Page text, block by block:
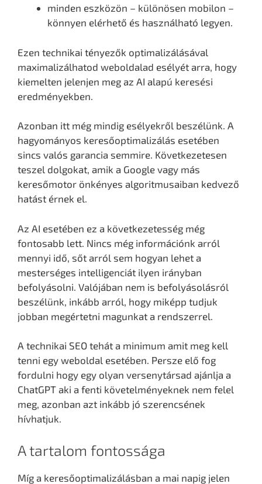
minden eszközön – különösen mobilon –
könnyen elérhető és használható legyen.
Ezen technikai tényezők optimalizálásával
maximalizálhatod weboldalad esélyét arra, hogy
kiemelten jelenjen meg az AI alapú keresési
eredményekben.
Azonban itt még mindig esélyekről beszélünk. A
hagyományos keresőoptimalizálás esetében
sincs valós garancia semmire. Következetesen
teszel dolgokat, amik a Google vagy más
keresőmotor önkényes algoritmusaiban kedvező
hatást érnek el.
Az AI esetében ez a következetesség még
fontosabb lett. Nincs még információnk arról
mennyi idő, sőt arról sem hogyan lehet a
mesterséges intelligenciát ilyen irányban
befolyásolni. Valójában nem is befolyásolásról
beszélünk, inkább arról, hogy miképp tudjuk
jobban megértetni magunkat a rendszerrel.
A technikai SEO tehát a minimum amit meg kell
tenni egy weboldal esetében. Persze elő fog
fordulni hogy egy olyan versenytársad ajánlja a
ChatGPT aki a fenti követelményeknek nem felel
meg, azonban azt inkább jó szerencsének
hívhatjuk.
A tartalom fontossága
Míg a keresőoptimalizálásban a mai napig jelen